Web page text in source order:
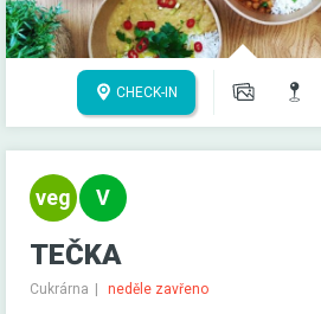
CHECK-IN
TEČKA
Cukrárna neděle zavřeno